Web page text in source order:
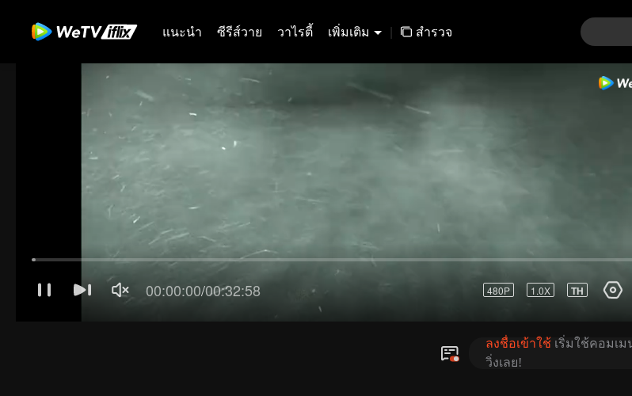
แนะนำ ซีรีส์วาย วาไรตี้ เพิ่มเติม | สำรวจ